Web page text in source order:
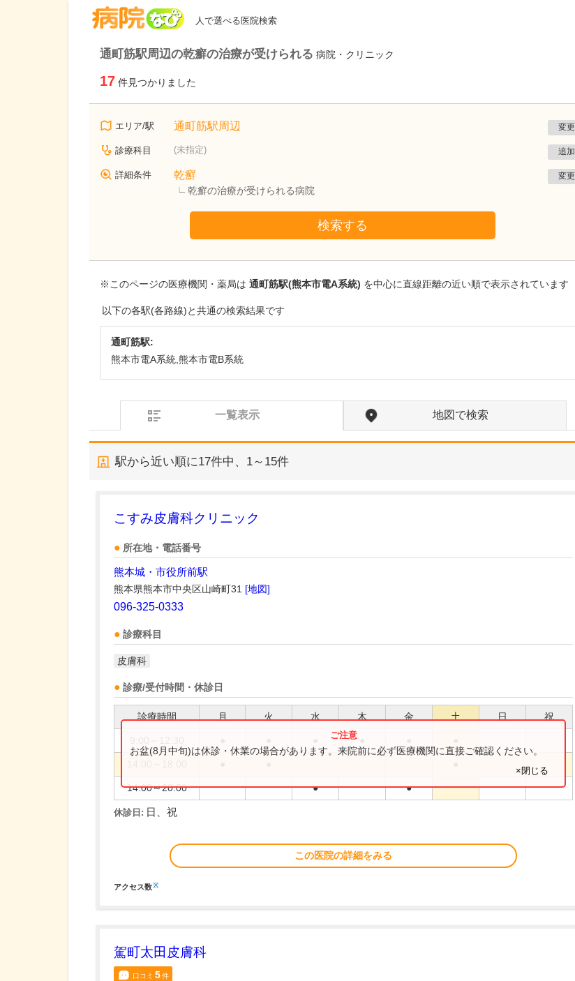
人で選べる医院検索
通町筋駅周辺の乾癬の治療が受けられる 病院・クリニック
17 件見つかりました
エリア/駅 通町筋駅周辺 変更
診療科目 (未指定) 追加
詳細条件 乾癬
乾癬の治療が受けられる病院
変更
検索する
※このページの医療機関・薬局は 通町筋駅(熊本市電A系統) を中心に直線距離の近い順で表示されています
以下の各駅(各路線)と共通の検索結果です
通町筋駅:
熊本市電A系統,熊本市電B系統
一覧表示 地図で検索
駅から近い順に17件中、 1～15件
こすみ皮膚科クリニック
所在地・電話番号
熊本城・市役所前駅
熊本県熊本市中央区山崎町31 [地図]
096-325-0333
診療科目
皮膚科
診療/受付時間・休診日
診療時間 月 火 水 木 金 土 日 祝
14:00～20:00 ● ●
お盆(8月中旬)は休診・休業の場合があります。来院前に必ず医療機関に直接ご確認ください。
×閉じる
休診日: 日、祝
この医院の詳細をみる
アクセス数※
駕町太田皮膚科
口コミ 5件
たかしお内科ハートクリニック
高潮 征爾院長取材記事
を繰り返しながら病状は
だんだん悪くなっていき
ます。大学病院で後進の
育成に取り組みつつ、高